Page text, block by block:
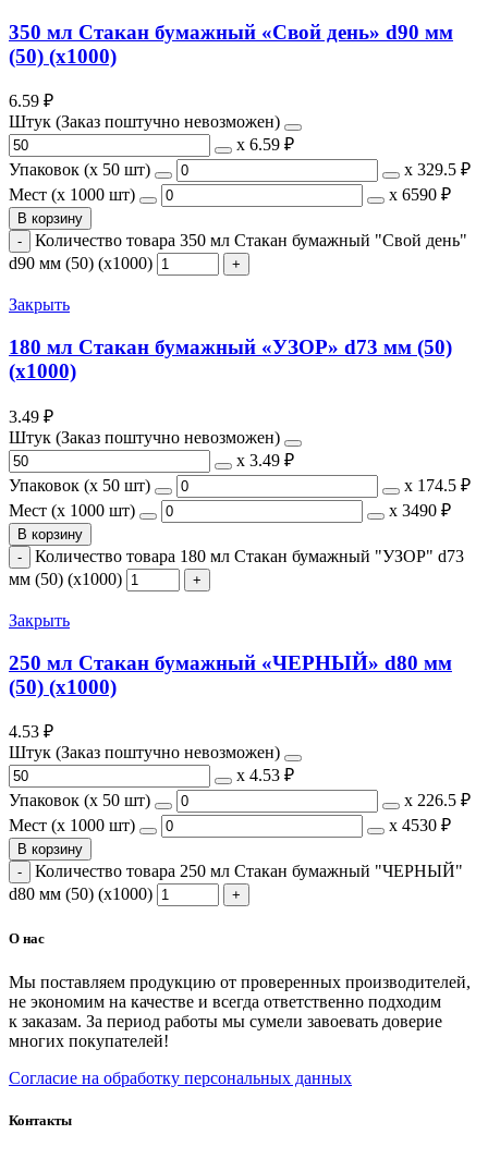
350 мл Стакан бумажный «Свой день» d90 мм
(50) (х1000)
6.59 ₽
Штук (Заказ поштучно невозможен)
х 6.59 ₽
Упаковок (x 50 шт)
х 329.5 ₽
Мест (x 1000 шт)
х 6590 ₽
В корзину
Количество товара 350 мл Стакан бумажный "Свой день"
d90 мм (50) (х1000)
Закрыть
180 мл Стакан бумажный «УЗОР» d73 мм (50)
(х1000)
3.49 ₽
Штук (Заказ поштучно невозможен)
х 3.49 ₽
Упаковок (x 50 шт)
х 174.5 ₽
Мест (x 1000 шт)
х 3490 ₽
В корзину
Количество товара 180 мл Стакан бумажный "УЗОР" d73
мм (50) (х1000)
Закрыть
250 мл Стакан бумажный «ЧЕРНЫЙ» d80 мм
(50) (х1000)
4.53 ₽
Штук (Заказ поштучно невозможен)
х 4.53 ₽
Упаковок (x 50 шт)
х 226.5 ₽
Мест (x 1000 шт)
х 4530 ₽
В корзину
Количество товара 250 мл Стакан бумажный "ЧЕРНЫЙ"
d80 мм (50) (х1000)
О нас
Мы поставляем продукцию от проверенных производителей,
не экономим на качестве и всегда ответственно подходим
к заказам. За период работы мы сумели завоевать доверие
многих покупателей!
Согласие на обработку персональных данных
Контакты